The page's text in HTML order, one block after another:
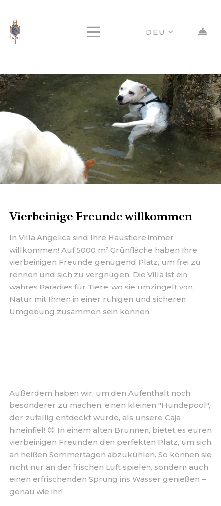
DEU
Vierbeinige Freunde willkommen
In Villa Angelica sind Ihre Haustiere immer
willkommen! Auf 5000 m² Grünfläche haben Ihre
vierbeinigen Freunde genügend Platz, um frei zu
rennen und sich zu vergnügen. Die Villa ist ein
wahres Paradies für Tiere, wo sie umzingelt von
Natur mit Ihnen in einer ruhigen und sicheren
Umgebung zusammen sein können.
Außerdem haben wir, um den Aufenthalt noch
besonderer zu machen, einen kleinen "Hundepool",
der zufällig entdeckt wurde, als unsere Caja
hineinfiel! 😊 In einem alten Brunnen, bietet es euren
vierbeinigen Freunden den perfekten Platz, um sich
an heißen Sommertagen abzukühlen. So können sie
nicht nur an der frischen Luft spielen, sondern auch
einen erfrischenden Sprung ins Wasser genießen –
genau wie ihr!